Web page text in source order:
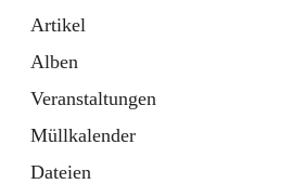
Artikel
Alben
Veranstaltungen
Müllkalender
Dateien
Gemeindeservice